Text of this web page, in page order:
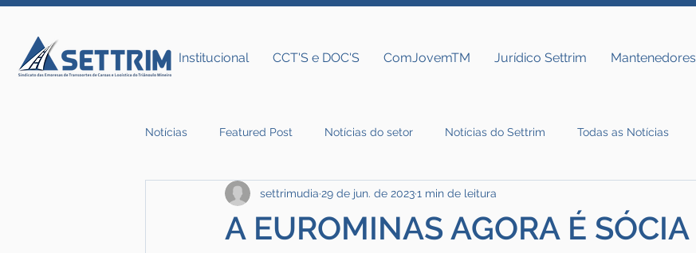
Institucional CCT'S e DOC'S ComJovemTM Jurídico Settrim Mantenedores
Notícias Featured Post Notícias do setor Notícias do Settrim Todas as Notícias
Notícias do Settrim
A EUROMINAS AGORA É SÓCIA
settrimudia 29 de jun. de 20231 min de leitura